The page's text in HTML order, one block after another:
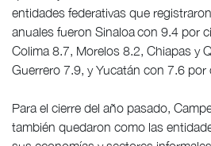
entidades federativas que
anuales fueron Sinaloa con 9.4 por
Colima 8.7, Morelos 8.2, Chiapas y
Guerrero 7.9, y Yucatán con 7.6 por
Para el cierre del año pasado,
también quedaron como las